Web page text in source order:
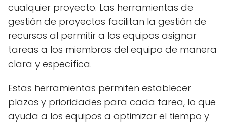
cualquier proyecto. Las herramientas de
gestión de proyectos facilitan la gestión de
recursos al permitir a los equipos asignar
tareas a los miembros del equipo de manera
clara y específica.
Estas herramientas permiten establecer
plazos y prioridades para cada tarea, lo que
ayuda a los equipos a optimizar el tiempo y